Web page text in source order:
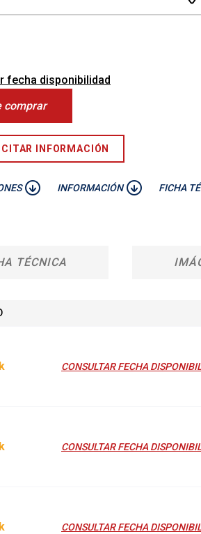
fecha disponibilidad
comprar
INFORMACIÓN
INFORMACIÓN FICHA
TÉCNICA
CONSULTAR FECHA
CONSULTAR FECHA
CONSULTAR FECHA